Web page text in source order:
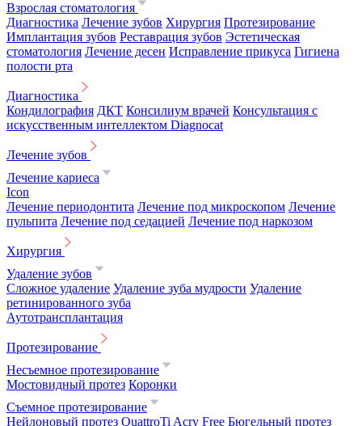
Взрослая стоматология
Диагностика Лечение зубов Хирургия Протезирование
Имплантация зубов Реставрация зубов Эстетическая
стоматология Лечение десен Исправление прикуса Гигиена
полости рта
Диагностика
Кондилография ДКТ Консилиум врачей Консультация с
искусственным интеллектом Diagnocat
Лечение зубов
Лечение кариеса
Icon
Лечение периодонтита Лечение под микроскопом Лечение
пульпита Лечение под седацией Лечение под наркозом
Хирургия
Удаление зубов
Сложное удаление Удаление зуба мудрости Удаление
ретинированного зуба
Аутотрансплантация
Протезирование
Несъемное протезирование
Мостовидный протез Коронки
Съемное протезирование
Нейлоновый протез QuattroTi Acry Free Бюгельный протез